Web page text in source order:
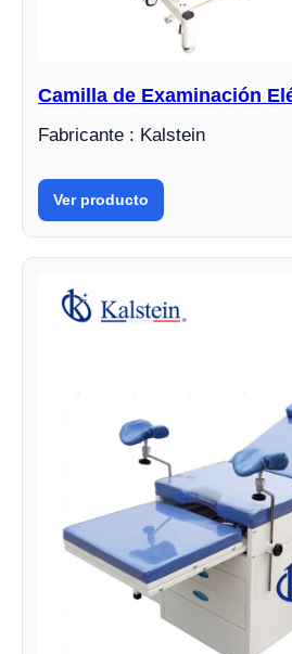
Camilla de Examinación
Fabricante : Kalstein
Ver producto